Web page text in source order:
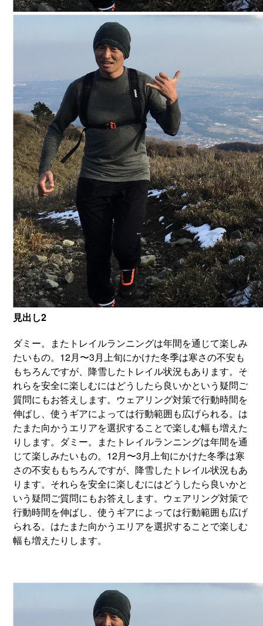
見出し2
ダミー。またトレイルランニングは年間を通じて楽しみ
たいもの。12月〜3月上旬にかけた冬季は寒さの不安も
もちろんですが、降雪したトレイル状況もあります。そ
れらを安全に楽しむにはどうしたら良いかという疑問ご
質問にもお答えします。ウェアリング対策で行動時間を
伸ばし、使うギアによっては行動範囲も広げられる。は
たまた向かうエリアを選択することで楽しむ幅も増えた
りします。ダミー。またトレイルランニングは年間を通
じて楽しみたいもの。12月〜3月上旬にかけた冬季は寒
さの不安ももちろんですが、降雪したトレイル状況もあ
ります。それらを安全に楽しむにはどうしたら良いかと
いう疑問ご質問にもお答えします。ウェアリング対策で
行動時間を伸ばし、使うギアによっては行動範囲も広げ
られる。はたまた向かうエリアを選択することで楽しむ
幅も増えたりします。